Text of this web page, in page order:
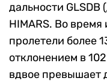
дальности GLSDB
HIMARS. Во
пролетели более
отклонением в
вдвое превышает